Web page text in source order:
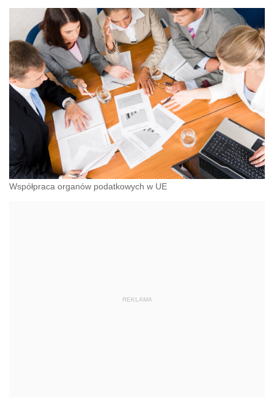
Współpraca organów podatkowych w UE